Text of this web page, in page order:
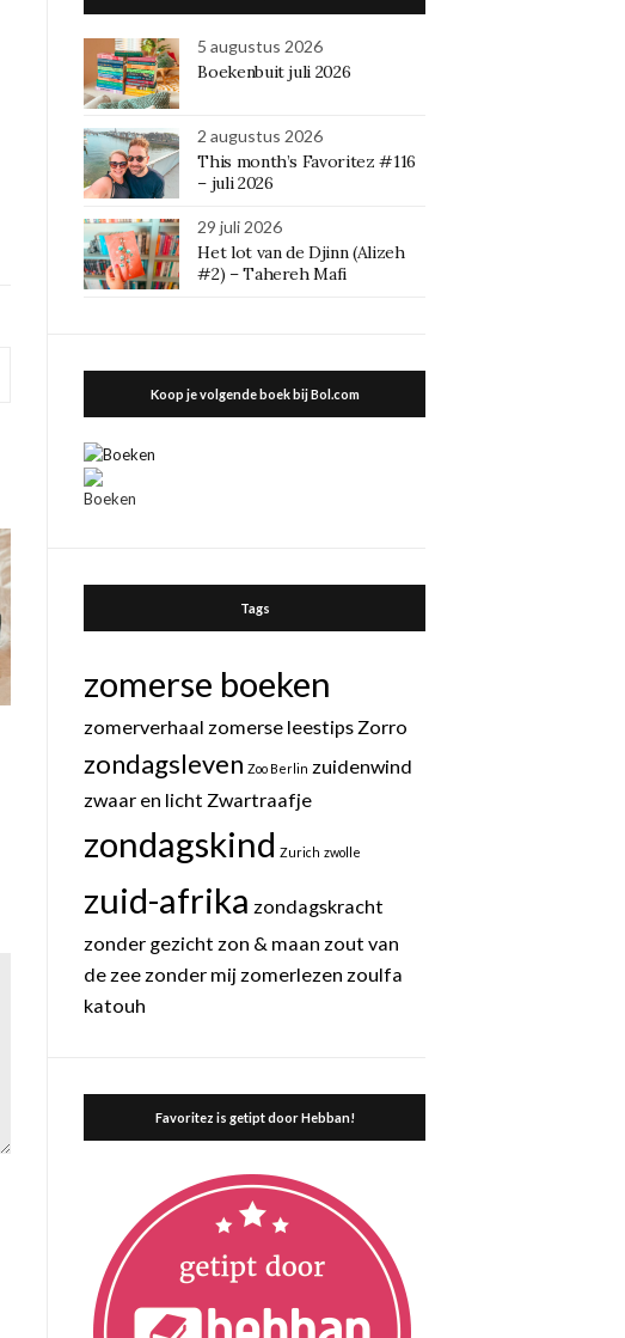
5 augustus 2026
Boekenbuit juli 2026
2 augustus 2026
This month’s Favoritez #116
– juli 2026
29 juli 2026
Het lot van de Djinn (Alizeh
#2) – Tahereh Mafi
Koop je volgende boek bij Bol.com
Tags
zomerse boeken
zomerverhaal zomerse leestips Zorro
zondagsleven Zoo Berlin zuidenwind
zwaar en licht Zwartraafje
zondagskind Zurich zwolle
zuid-afrika zondagskracht
zonder gezicht zon & maan zout van
de zee zonder mij zomerlezen zoulfa
katouh
Favoritez is getipt door Hebban!